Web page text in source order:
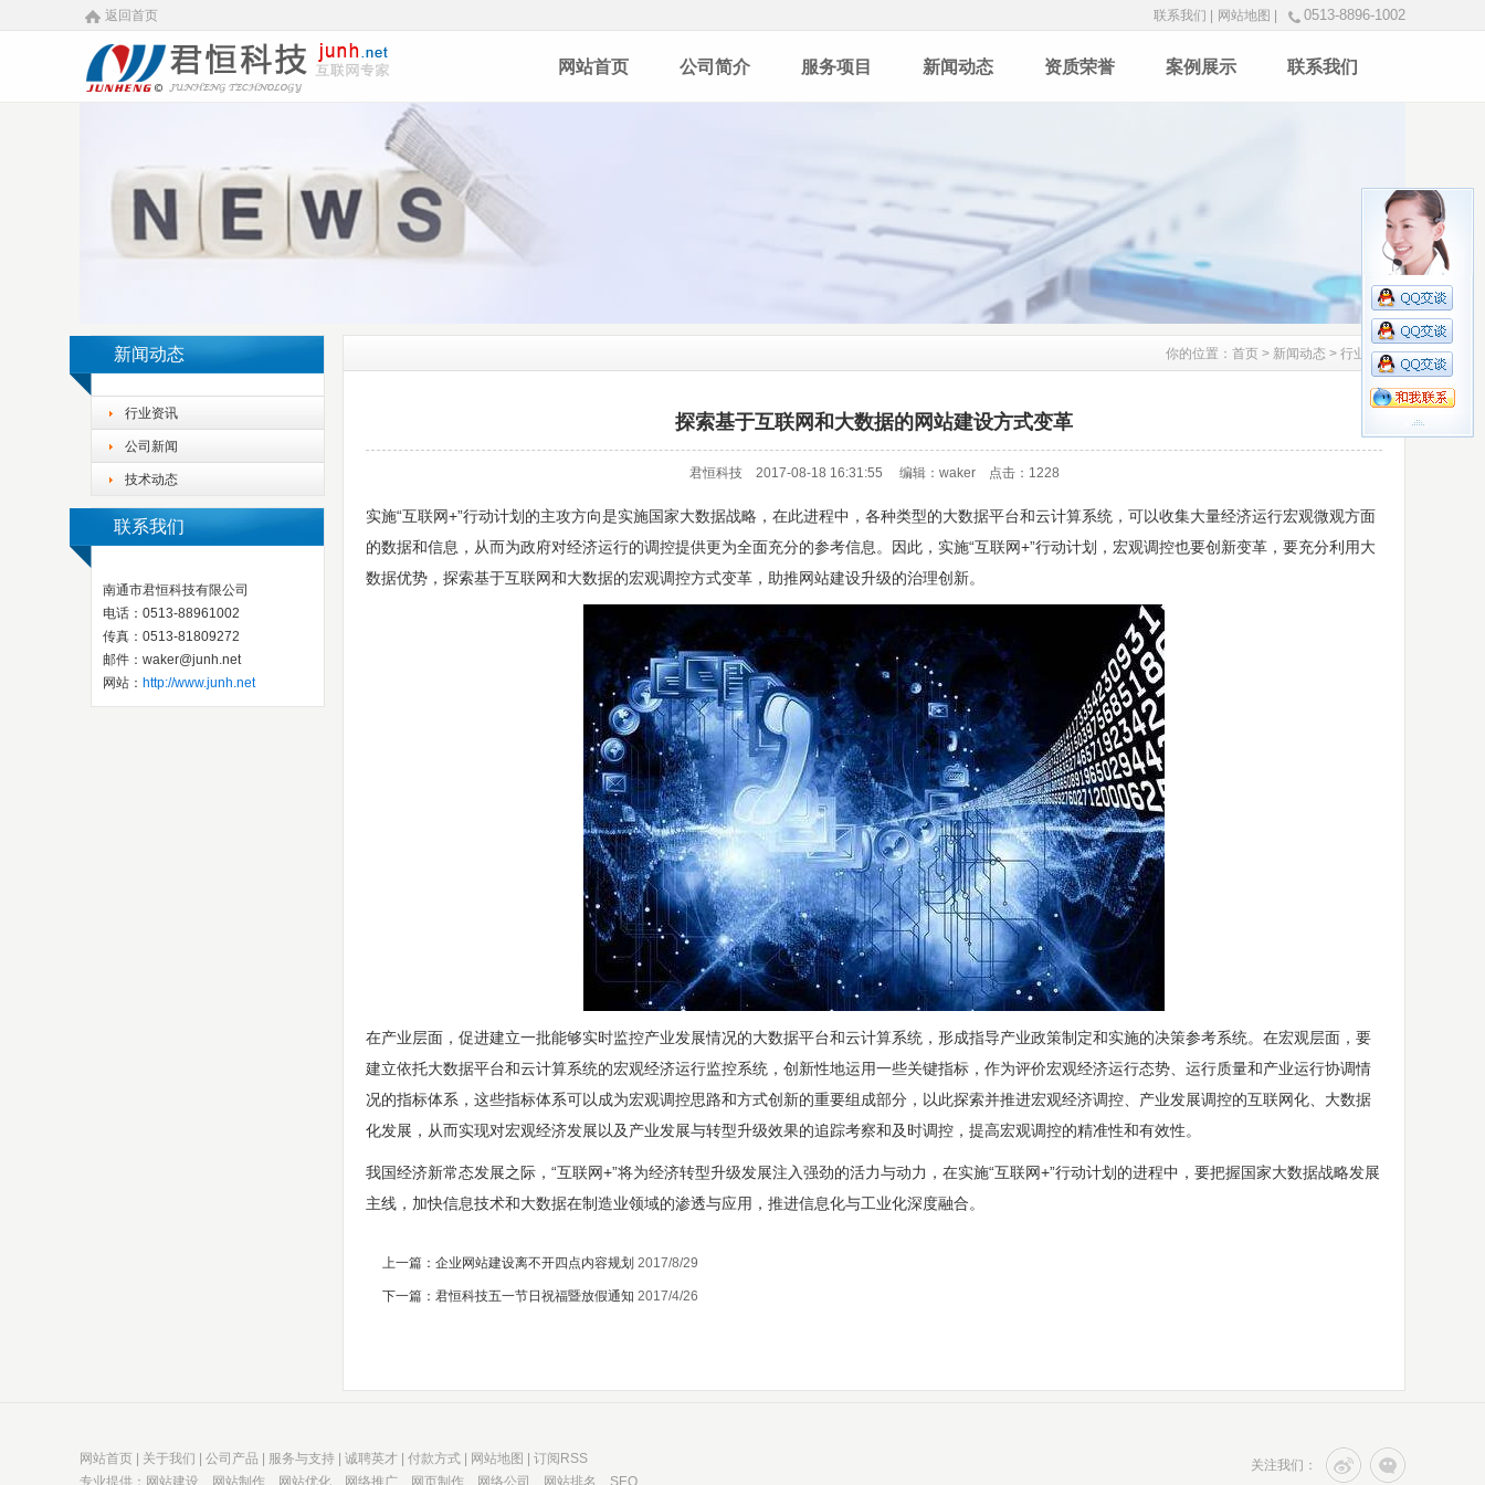
返回首页 联系我们 | 网站地图 | 0513-8896-1002
网站首页 公司简介 服务项目 新闻动态 资质荣誉 案例展示 联系我们
新闻动态
行业资讯
公司新闻
技术动态
联系我们
南通市君恒科技有限公司
电话：0513-88961002
传真：0513-81809272
邮件：waker@junh.net
网站： http://www.junh.net
你的位置： 首页 > 新闻动态 > 行业资讯
探索基于互联网和大数据的网站建设方式变革
君恒科技 2017-08-18 16:31:55 编辑：waker 点击： 1228
实施“互联网+”行动计划的主攻方向是实施国家大数据战略，在此进程中，各种类型的大数据平台和云计算系统，可以收集大量经济运行宏观微观方面
的数据和信息，从而为政府对经济运行的调控提供更为全面充分的参考信息。因此，实施“互联网+”行动计划，宏观调控也要创新变革，要充分利用大
数据优势，探索基于互联网和大数据的宏观调控方式变革，助推网站建设升级的治理创新。
在产业层面，促进建立一批能够实时监控产业发展情况的大数据平台和云计算系统，形成指导产业政策制定和实施的决策参考系统。在宏观层面，要
建立依托大数据平台和云计算系统的宏观经济运行监控系统，创新性地运用一些关键指标，作为评价宏观经济运行态势、运行质量和产业运行协调情
况的指标体系，这些指标体系可以成为宏观调控思路和方式创新的重要组成部分，以此探索并推进宏观经济调控、产业发展调控的互联网化、大数据
化发展，从而实现对宏观经济发展以及产业发展与转型升级效果的追踪考察和及时调控，提高宏观调控的精准性和有效性。
我国经济新常态发展之际，“互联网+”将为经济转型升级发展注入强劲的活力与动力，在实施“互联网+”行动计划的进程中，要把握国家大数据战略发展
主线，加快信息技术和大数据在制造业领域的渗透与应用，推进信息化与工业化深度融合。
上一篇： 企业网站建设离不开四点内容规划 2017/8/29
下一篇： 君恒科技五一节日祝福暨放假通知 2017/4/26
网站首页 关于我们 公司产品 服务与支持 诚聘英才 付款方式 网站地图
订阅RSS
专业提供： 网站建设 网站制作 网站优化 网络推广 网页制作 网络公司 网站排名 SEO
关注我们：